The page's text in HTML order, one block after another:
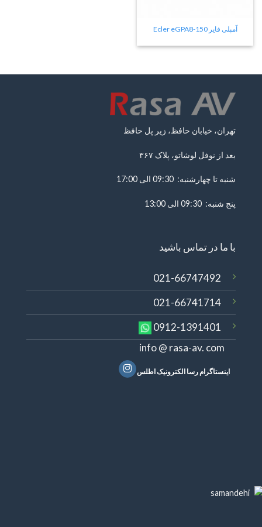
آمپلی فایر Ecler eGPA8-150
تهران، خیابان حافظ، زیر پل حافظ
بعد از نوفل لوشاتو، پلاک ۳۶۷
شنبه تا چهارشنبه: 09:30 الی 17:00
پنج شنبه: 09:30 الی 13:00
با ما در تماس باشید
021-66747492
021-66741714
0912-1391401
info @ rasa-av. com
اینستاگرام رسا الکترونیک اطلس